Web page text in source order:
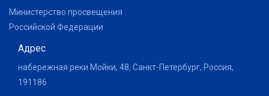
Министерство просвещения
Российской Федерации
Адрес
набережная реки Мойки, 48, Санкт-Петербург, Россия,
191186